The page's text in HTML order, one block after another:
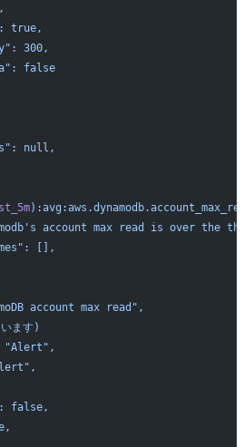
true,
300,
false
null,
account max read is over the
[],
account max read",
ます)
"Alert",
false,